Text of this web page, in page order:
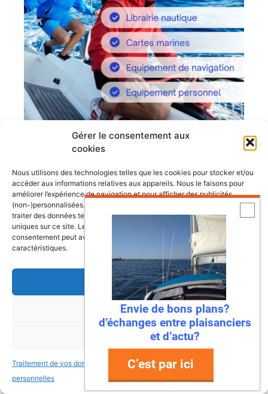
Gérer le consentement aux
cookies
Nous utilisons des technologies telles que les cookies pour stocker et/ou
accéder aux informations relatives aux appareils. Nous le faisons pour
améliorer l’expérience de navigation et pour afficher des publicités
(non-)personnalisées. Consentir à ces technologies nous autorisera à
traiter des données telles que le comportement de navigation ou les ID
uniques sur ce site. Le fait de ne pas consentir ou de retirer son
consentement peut avoir un effet négatif sur certaines fonctonnalités et
caractéristiques.
Accepter
Refuser
Voir les préférences
Traitement de vos données
personnelles
Traitement de vos données
personnelles
La chaine Youtube de Mers&Bateaux
Envie de bons plans?
d’échanges entre plaisanciers
et d’actu?
C’est par ici